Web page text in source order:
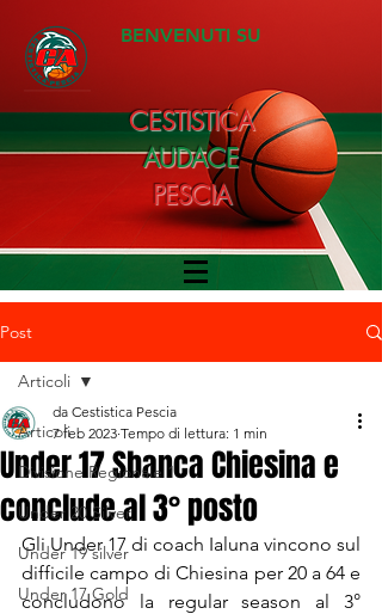
BENVENUTI SU
CESTISTICA
AUDACE
PESCIA
Post
Articoli
Divisione Regionale 1
Under 20 Silver
Under 19 silver
Under 17 Gold
Articoli
Under 17 Sbanca Chiesina e
conclude al 3° posto
da Cestistica Pescia
7 feb 2023 Tempo di lettura: 1 min
Gli Under 17 di coach Ialuna vincono sul
difficile campo di Chiesina per 20 a 64 e
concludono la regular season al 3°